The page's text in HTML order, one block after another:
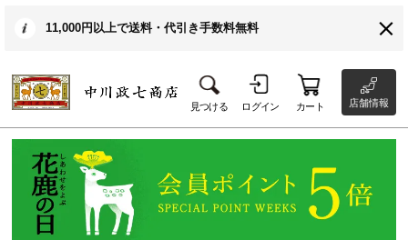
11,000円以上で送料・代引き手数料無料
見つける ログイン カート 店舗情報